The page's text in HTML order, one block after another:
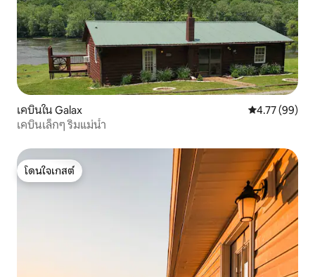
เคบินใน Galax คะแนนเฉลี่ย
4.77 (99)
เคบินเล็กๆ ริมแม่น้ำ
โดนใจเกสต์
โดนใจเกสต์